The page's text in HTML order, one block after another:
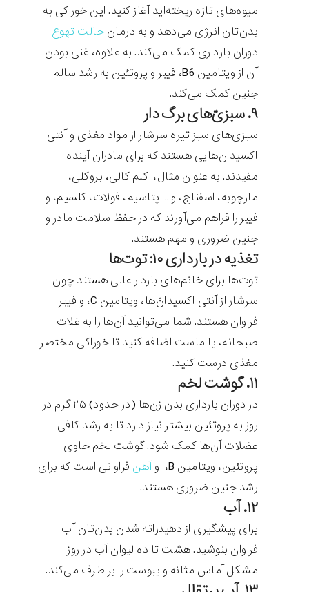
میوه‌های تازه ریخته‌اید آغاز کنید. این خوراکی به
بدن‌تان انرژی می‌دهد و به درمان حالت تهوع
دوران بارداری کمک می‌کند. به علاوه، غنی بودن
آن از ویتامین‌ B6، فیبر و پروتئین به رشد سالم
جنین کمک می‌کند.
۹. سبزی‌ّهای برگ دار
سبزی‌های سبز تیره سرشار از مواد مغذی و آنتی
اکسیدان‌هایی هستند که برای مادران آینده
مفیدند. به عنوان مثال، کلم کالی، بروکلی،
مارچوبه، اسفناج، و … پتاسیم، فولات، کلسیم، و
فیبر را فراهم می‌آورند که در حفظ سلامت مادر و
جنین ضروری و مهم هستند.
تغذیه در بارداری ۱۰: توت‌ها
توت‌ها برای خانم‌های باردار عالی هستند چون
سرشار از آنتی اکسیدان‌ّها، ویتامین C، و فیبر
فراوان هستند. شما می‌توانید آن‌ها را به غلات
صبحانه، یا ماست اضافه کنید تا خوراکی مختصر
مغذی درست کنید.
۱۱. گوشت لخم
در دوران بارداری بدن زن‌ها (در حدود) ۲۵ گرم در
روز به پروتئین بیشتر نیاز دارد تا به رشد کافی
عضلات آن‌ها کمک شود. گوشت لخم حاوی
پروتئین، ویتامین B، و
آهن فراوانی است که برای
رشد جنین ضروری هستند.
۱۲. آب
برای پیشگیری از دهیدراته شدن بدن‌تان آب
فراوان بنوشید. هشت تا ده لیوان آب در روز
مشکل آماس مثانه و یبوست را بر طرف می‌کند.